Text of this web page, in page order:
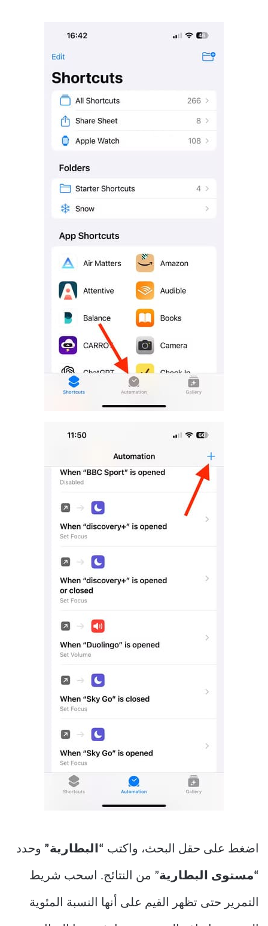
اضغط على حقل البحث، واكتب “البطارية” وحدد
“مستوى البطارية” من النتائج. اسحب شريط
التمرير حتى تظهر القيم على أنها النسبة المئوية